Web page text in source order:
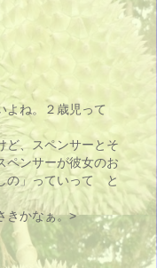
よね。２歳児って
ど、スペンサーとそ
ペンサーが彼女のお
の」っていって と
きかなぁ。>